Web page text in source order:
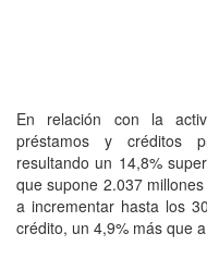
En relación con la
préstamos y créditos
resultando un 14,8%
que supone 2.037
a incrementar hasta los
crédito, un 4,9% más que